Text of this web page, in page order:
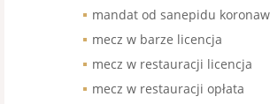
mandat od sanepidu
mecz w barze licencja
mecz w restauracji licencja
mecz w restauracji opłata